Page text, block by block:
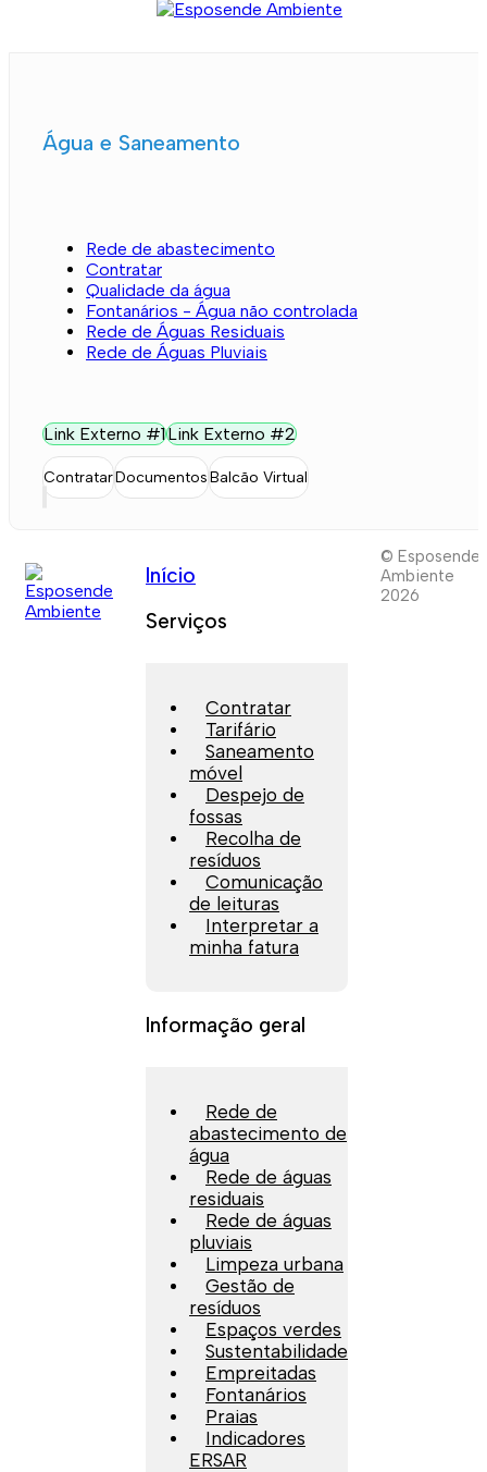
Água e Saneamento
Rede de abastecimento
Contratar
Qualidade da água
Fontanários - Água não controlada
Rede de Águas Residuais
Rede de Águas Pluviais
Link Externo #1Link Externo #2
ContratarDocumentosBalcão Virtual
Início
Serviços
Contratar
Tarifário
Saneamento
móvel
Despejo de
fossas
Recolha de
resíduos
Comunicação
de leituras
Interpretar a
minha fatura
Informação geral
Rede de
abastecimento de
água
Rede de águas
residuais
Rede de águas
pluviais
Limpeza urbana
Gestão de
resíduos
Espaços verdes
Sustentabilidade
Empreitadas
Fontanários
Praias
Indicadores
ERSAR
© Esposende
Ambiente
2026